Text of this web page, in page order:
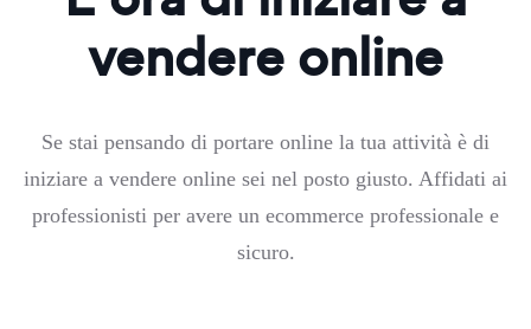
vendere online
Se stai pensando di portare online la tua attività è di
iniziare a vendere online sei nel posto giusto. Affidati ai
professionisti per avere un ecommerce professionale e
sicuro.